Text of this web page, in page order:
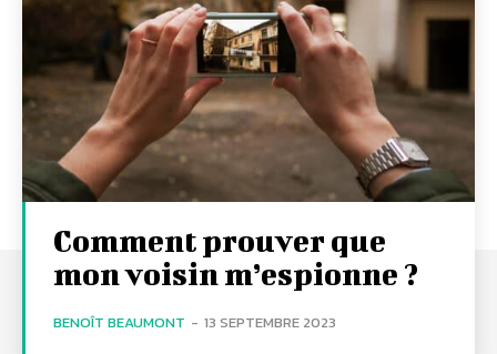
Comment prouver que
mon voisin m’espionne ?
BENOÎT BEAUMONT - 13 SEPTEMBRE 2023